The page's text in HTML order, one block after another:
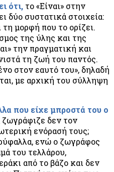
ότι, το «Είναι» στην
δύο συστατικά στοιχεία:
μορφή που το ορίζει.
της ύλης και της
την πραγματική και
τη ζωή του παντός.
στον εαυτό του», δηλαδή
με αρχική του σύλληψη
που είχε μπροστά του ο
δεν τον
ενόρασή τους;
ενώ ο ζωγράφος
του τελλάρου,
από το βάζο και δεν